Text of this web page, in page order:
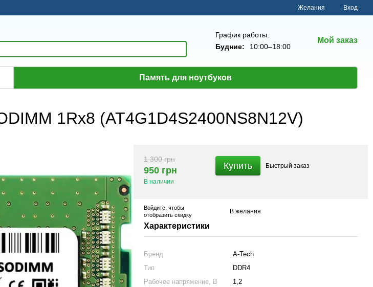
Желания Вход
График работы:
Будние:
10:00–18:00
Мой заказ
Память для ноутбуков
1Rx8 (AT4G1D4S2400NS8N12V)
1 300 грн
950 грн
В наличии
Купить Быстрый заказ
Войдите , чтобы
отобразить скидку
В желания
Характеристики
Бренд
A-Tech
Тип
DDR4
Рабочее напряжение, В
1,2